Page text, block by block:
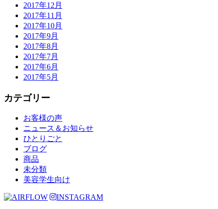
2017年12月
2017年11月
2017年10月
2017年9月
2017年8月
2017年7月
2017年6月
2017年5月
カテゴリー
お客様の声
ニュース＆お知らせ
ひとりごと
ブログ
商品
未分類
美容学生向け
INSTAGRAM